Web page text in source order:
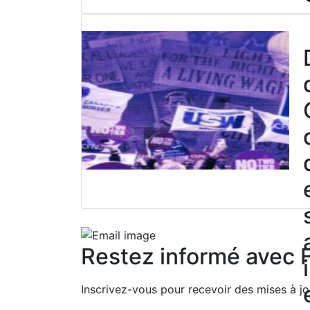
Restez informé avec
Inscrivez-vous pour recevoir des mises à